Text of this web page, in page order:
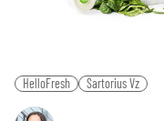
HelloFresh Sartorius Vz